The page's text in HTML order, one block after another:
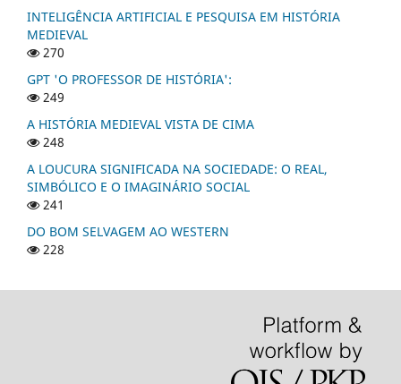
INTELIGÊNCIA ARTIFICIAL E PESQUISA EM HISTÓRIA
MEDIEVAL
270
GPT 'O PROFESSOR DE HISTÓRIA':
249
A HISTÓRIA MEDIEVAL VISTA DE CIMA
248
A LOUCURA SIGNIFICADA NA SOCIEDADE: O REAL,
SIMBÓLICO E O IMAGINÁRIO SOCIAL
241
DO BOM SELVAGEM AO WESTERN
228